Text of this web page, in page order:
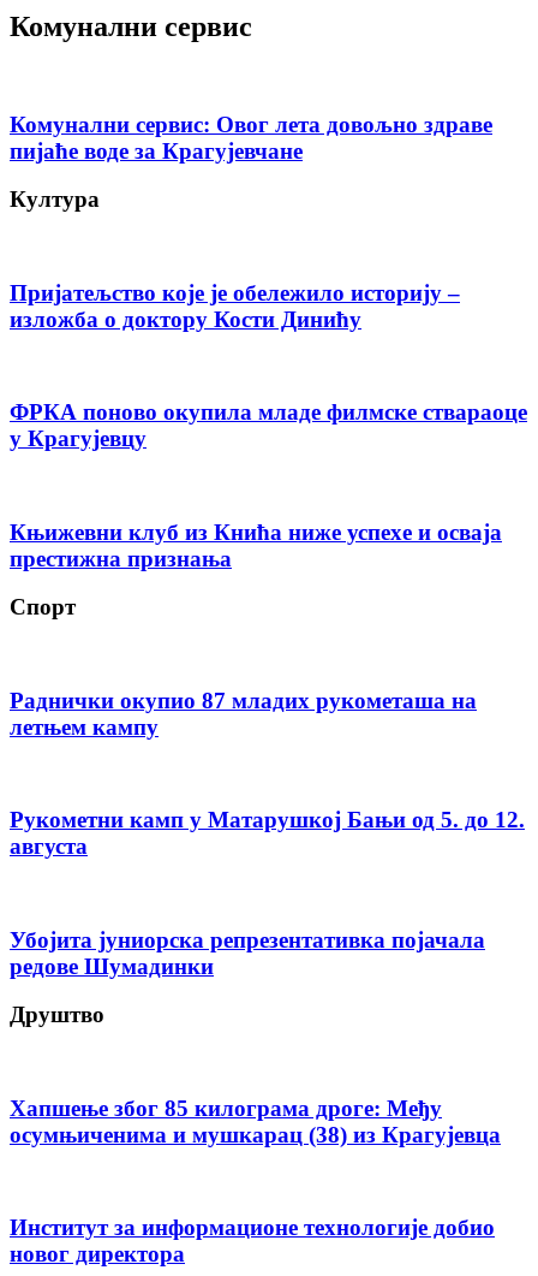
Комунални сервис
Комунални сервис: Овог лета довољно здраве
пијаће воде за Крагујевчане
Култура
Пријатељство које је обележило историју –
изложба о доктору Кости Динићу
ФРКА поново окупила младе филмске ствараоце
у Крагујевцу
Књижевни клуб из Кнића ниже успехе и осваја
престижна признања
Спорт
Раднички окупио 87 младих рукометаша на
летњем кампу
Рукометни камп у Матарушкој Бањи од 5. до 12.
августа
Убојита јуниорска репрезентативка појачала
редове Шумадинки
Друштво
Хапшење због 85 килограма дроге: Међу
осумњиченима и мушкарац (38) из Крагујевца
Институт за информационе технологије добио
новог директора